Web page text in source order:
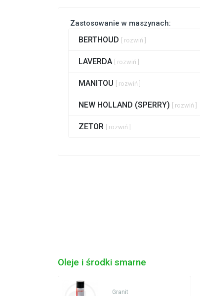
Zastosowanie w maszynach:
BERTHOUD [ rozwiń ]
LAVERDA [ rozwiń ]
MANITOU [ rozwiń ]
NEW HOLLAND (SPERRY) [ rozwiń ]
ZETOR [ rozwiń ]
Oleje i środki smarne
Granit